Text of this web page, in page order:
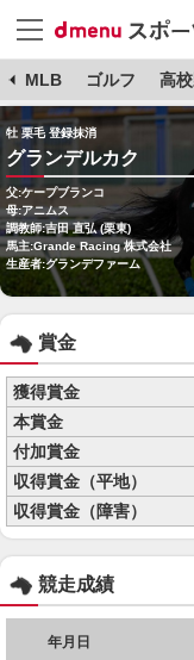
MLB ゴルフ 高
牡 栗毛 登録抹消
グランデルカク
父:ケープブランコ
母:アニムス
調教師:吉田 直弘 (栗東)
馬主:Grande Racing 株式会社
生産者:グランデファーム
賞金
獲得賞金
本賞金
付加賞金
収得賞金（平地）
収得賞金（障害）
競走成績
年月日